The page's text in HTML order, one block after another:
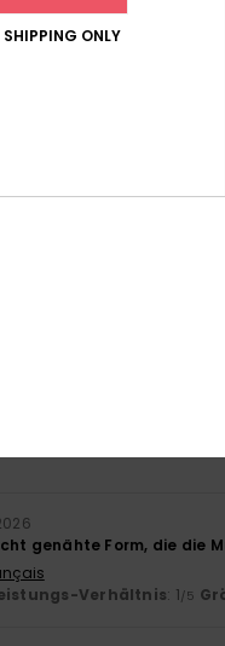
genähte Form, die die
Verhältnis: 1/5
ONLY